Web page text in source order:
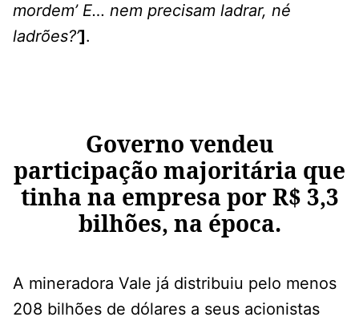
mordem’ E… nem precisam ladrar, né
ladrões?’].
Governo vendeu
participação majoritária que
tinha na empresa por R$ 3,3
bilhões, na época.
A mineradora Vale já distribuiu pelo menos
208 bilhões de dólares a seus acionistas